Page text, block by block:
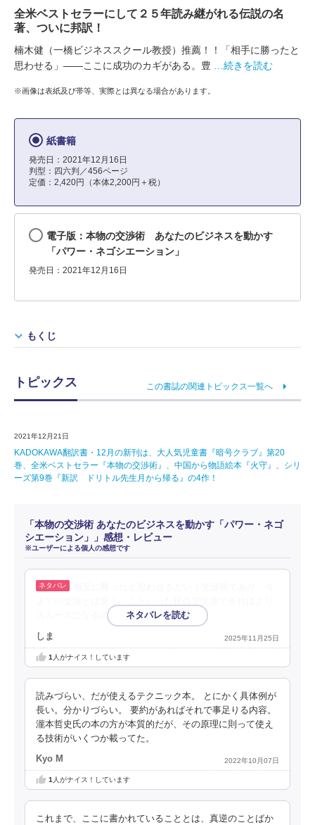
全米ベストセラーにして２５年読み継がれる伝説の名
著、ついに邦訳！
楠木健（一橋ビジネススクール教授）推薦！！「相手に勝ったと
思わせる」――ここに成功のカギがある。豊
…続きを読む
※画像は表紙及び帯等、実際とは異なる場合があります。
紙書籍
発売日：2021年12月16日
判型：四六判／456ページ
定価：2,420円（本体2,200円＋税）
電子版：本物の交渉術 あなたのビジネスを動かす
「パワー・ネゴシエーション」
発売日：2021年12月16日
もくじ
トピックス この書誌の関連トピックス一覧へ
2021年12月21日
KADOKAWA翻訳書・12月の新刊は、大人気児童書『暗号クラブ』第20
巻、全米ベストセラー『本物の交渉術』、中国から物語絵本『火守』、シリ
ーズ第9巻『新訳 ドリトル先生月から帰る』の4作！
「本物の交渉術 あなたのビジネスを動かす「パワー・ネゴ
シエーション」」感想・レビュー
※ユーザーによる個人の感想です
スムーズになるのかもしれない
しま 2025年11月25日
1 人がナイス！しています
読みづらい、だが使えるテクニック本。 とにかく具体例が
長い。分かりづらい。 要約があればそれで事足りる内容。
瀧本哲史氏の本の方が本質的だが、その原理に則って使え
る技術がいくつか載ってた。
Kyo M 2022年10月07日
1 人がナイス！しています
これまで、ここに書かれていることとは、真逆のことばか